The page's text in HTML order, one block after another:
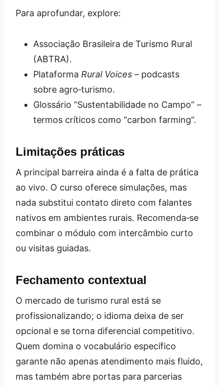
Para aprofundar, explore:
Associação Brasileira de Turismo Rural
(ABTRA).
Plataforma Rural Voices – podcasts
sobre agro‑turismo.
Glossário “Sustentabilidade no Campo” –
termos críticos como “carbon farming”.
Limitações práticas
A principal barreira ainda é a falta de prática
ao vivo. O curso oferece simulações, mas
nada substitui contato direto com falantes
nativos em ambientes rurais. Recomenda‑se
combinar o módulo com intercâmbio curto
ou visitas guiadas.
Fechamento contextual
O mercado de turismo rural está se
profissionalizando; o idioma deixa de ser
opcional e se torna diferencial competitivo.
Quem domina o vocabulário específico
garante não apenas atendimento mais fluido,
mas também abre portas para parcerias